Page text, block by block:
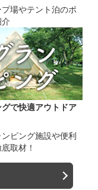
プ場やテント泊のポ
で快適アウトドア
ピング施設や便利
取材！